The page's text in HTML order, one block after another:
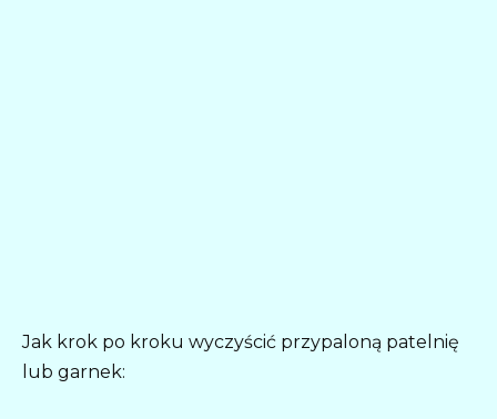
Jak krok po kroku wyczyścić przypaloną patelnię
lub garnek: